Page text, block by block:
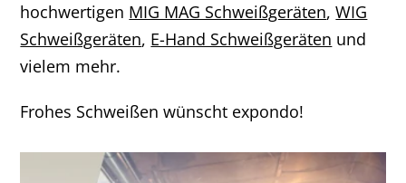
hochwertigen MIG MAG Schweißgeräten,WIG
Schweißgeräten, E-Hand Schweißgeräten und
vielem mehr.
Frohes Schweißen wünscht expondo!